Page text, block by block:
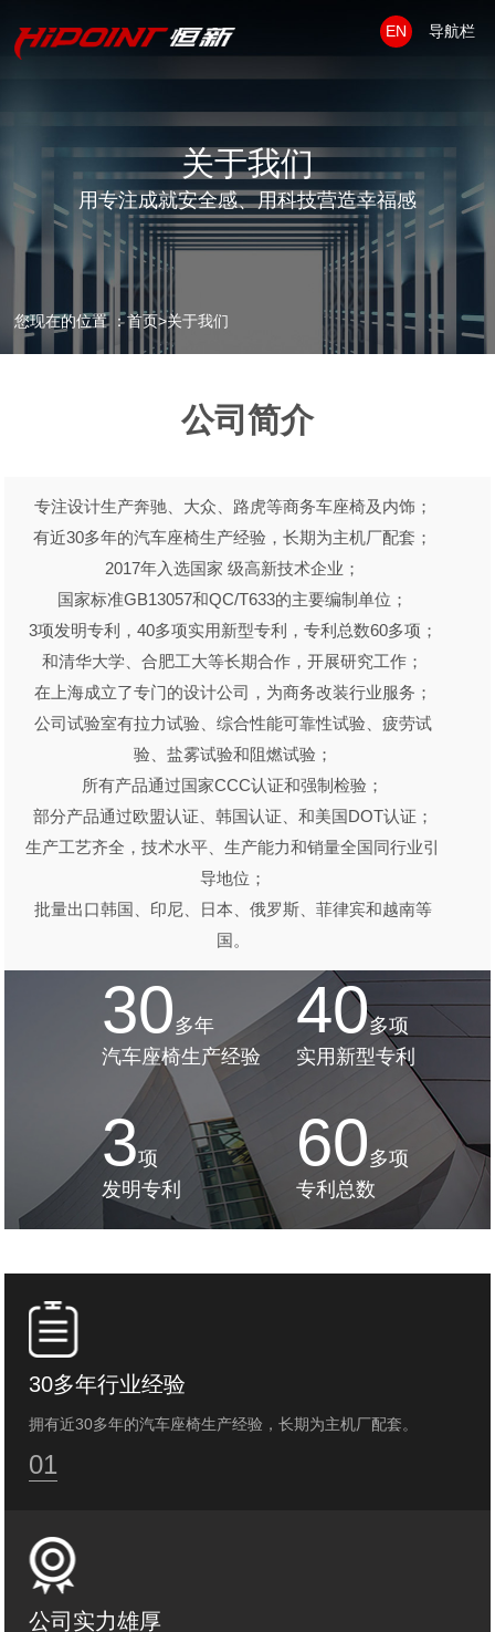
导航栏
EN
关于我们
用专注成就安全感、用科技营造幸福感
您现在的位置 ：首页>关于我们
公司简介
专注设计生产奔驰、大众、路虎等商务车座椅及内饰；
有近30多年的汽车座椅生产经验，长期为主机厂配套；
2017年入选国家 级高新技术企业；
国家标准GB13057和QC/T633的主要编制单位；
3项发明专利，40多项实用新型专利，专利总数60多项；
和清华大学、合肥工大等长期合作，开展研究工作；
在上海成立了专门的设计公司，为商务改装行业服务；
公司试验室有拉力试验、综合性能可靠性试验、疲劳试
验、盐雾试验和阻燃试验；
所有产品通过国家CCC认证和强制检验；
部分产品通过欧盟认证、韩国认证、和美国DOT认证；
生产工艺齐全，技术水平、生产能力和销量全国同行业引
导地位；
批量出口韩国、印尼、日本、俄罗斯、菲律宾和越南等
国。
30多年
汽车座椅生产经验
40多项
实用新型专利
3项
发明专利
60多项
专利总数
30多年行业经验
拥有近30多年的汽车座椅生产经验，长期为主机厂配套。
01
公司实力雄厚